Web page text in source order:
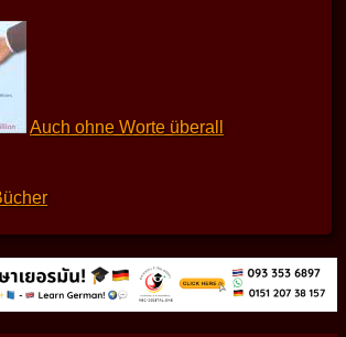
Auch ohne Worte überall